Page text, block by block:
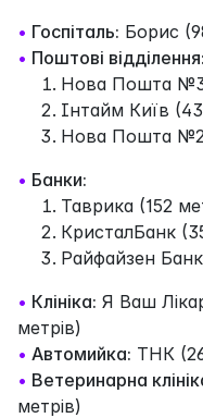
• Госпіталь: Борис
• Поштові відділення:
Нова Пошта
Інтайм Київ
Нова Пошта
• Банки:
Таврика (152
КристалБанк
Райфайзен
• Клініка: Я Ваш
метрів)
• Автомийка: ТНК
• Ветеринарна
метрів)